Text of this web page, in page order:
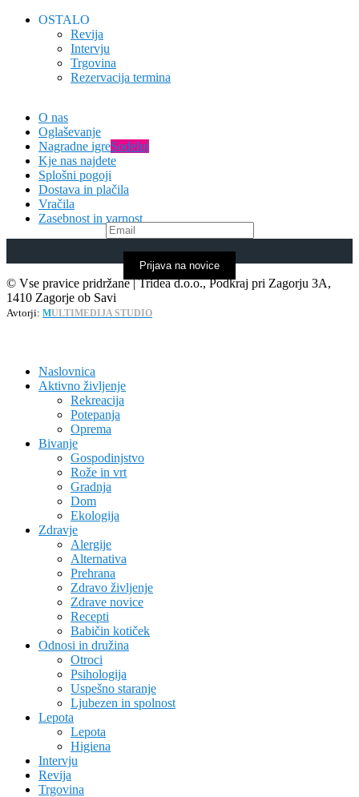
OSTALO
Revija
Intervju
Trgovina
Rezervacija termina
O nas
Oglaševanje
Nagradne igreSodeluj
Kje nas najdete
Splošni pogoji
Dostava in plačila
Vračila
Zasebnost in varnost
Prijava na novice
© Vse pravice pridržane | Tridea d.o.o., Podkraj pri Zagorju 3A,
1410 Zagorje ob Savi
Avtorji: MULTIMEDIJA STUDIO
Naslovnica
Aktivno življenje
Rekreacija
Potepanja
Oprema
Bivanje
Gospodinjstvo
Rože in vrt
Gradnja
Dom
Ekologija
Zdravje
Alergije
Alternativa
Prehrana
Zdravo življenje
Zdrave novice
Recepti
Babičin kotiček
Odnosi in družina
Otroci
Psihologija
Uspešno staranje
Ljubezen in spolnost
Lepota
Lepota
Higiena
Intervju
Revija
Trgovina